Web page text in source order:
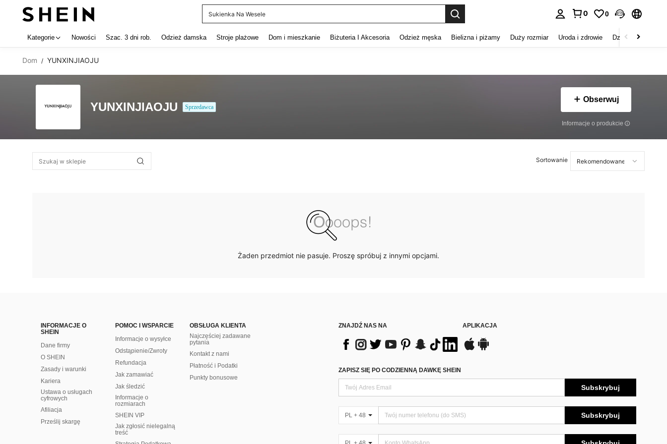
Sukienka Na Wesele
0 0
Kategorie Nowości Szac. 3 dni rob. Odzież damska Stroje plażowe Dom i mieszkanie Biżuteria I Akcesoria Odzież męska Bielizna i piżamy Duży rozmiar Uroda i zdrowie Dzieci
Dom / YUNXINJIAOJU
YUNXINJIAOJU Sprzedawca
Obserwuj
Informacje o produkcie
Sortowanie
Żaden przedmiot nie pasuje. Proszę spróbuj z innymi opcjami.
INFORMACJE O
SHEIN
Dane firmy
O SHEIN
Zasady i warunki
Kariera
Ustawa o usługach
cyfrowych
Afiliacja
Prześlij skargę
POMOC I WSPARCIE
Informacje o wysyłce
Odstąpienie/Zwroty
Refundacja
Jak zamawiać
Jak śledzić
Informacje o
rozmiarach
SHEIN VIP
Jak zgłosić nielegalną
treść
OBSŁUGA KLIENTA
Najczęściej zadawane
pytania
Kontakt z nami
Płatność i Podatki
Punkty bonusowe
ZNAJDŹ NAS NA APLIKACJA
ZAPISZ SIĘ PO CODZIENNĄ DAWKĘ SHEIN
Subskrybuj
PL + 48 Subskrybuj